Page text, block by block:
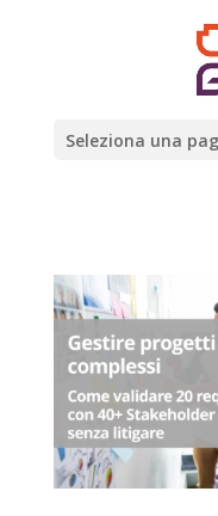
Seleziona una